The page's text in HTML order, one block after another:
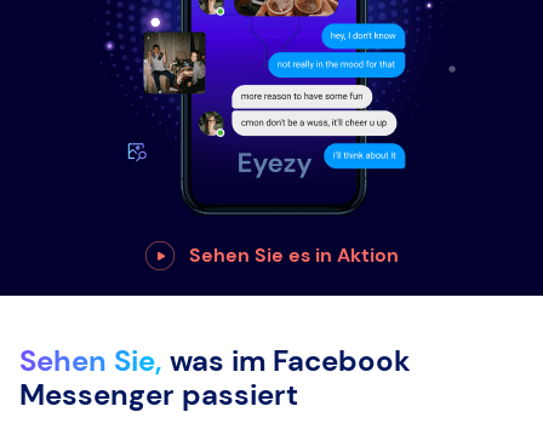
Sehen Sie es in Aktion
Sehen Sie, was im Facebook
Messenger passiert